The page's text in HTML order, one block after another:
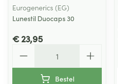
Eurogenerics (EG)
Lunestil Duocaps 30
€ 23,95
Bestel